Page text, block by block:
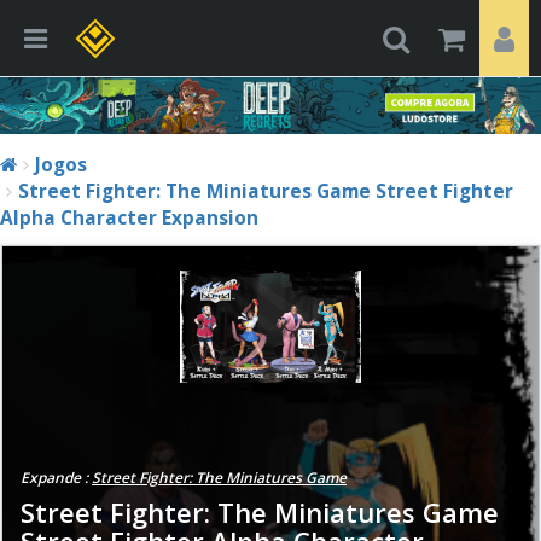
Jogos
Street Fighter: The Miniatures Game Street Fighter
Alpha Character Expansion
Expande :Street Fighter: The Miniatures Game
Street Fighter: The Miniatures Game